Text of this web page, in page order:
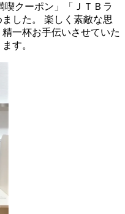
喫クーポン」「ＪＴＢラ
した。 楽しく素敵な思
一杯お手伝いさせていた
す。